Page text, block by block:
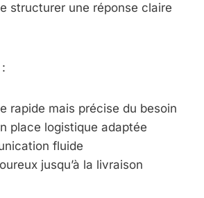
structurer une réponse claire
rapide mais précise du besoin
place logistique adaptée
fluide
jusqu’à la livraison